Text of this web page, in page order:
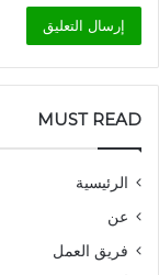
MUST READ
الرئيسية
عن
فريق العمل